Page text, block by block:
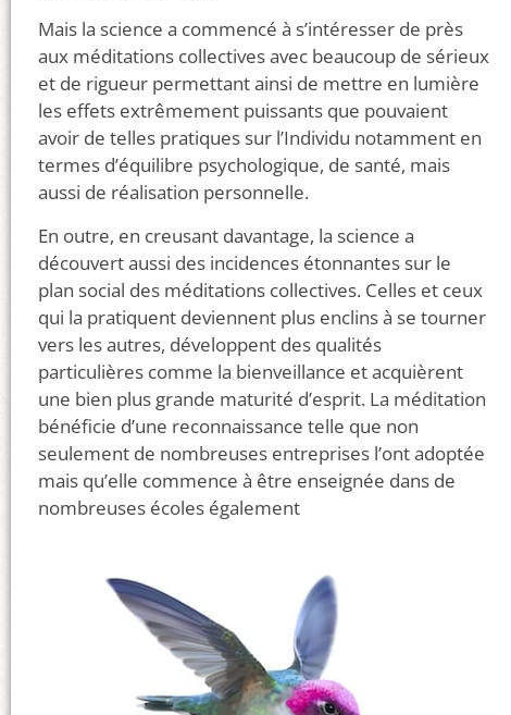
Mais la science a commencé à s’intéresser de près
aux méditations collectives avec beaucoup de sérieux
et de rigueur permettant ainsi de mettre en lumière
les effets extrêmement puissants que pouvaient
avoir de telles pratiques sur l’Individu notamment en
termes d’équilibre psychologique, de santé, mais
aussi de réalisation personnelle.
En outre, en creusant davantage, la science a
découvert aussi des incidences étonnantes sur le
plan social des méditations collectives. Celles et ceux
qui la pratiquent deviennent plus enclins à se tourner
vers les autres, développent des qualités
particulières comme la bienveillance et acquièrent
une bien plus grande maturité d’esprit. La méditation
bénéficie d’une reconnaissance telle que non
seulement de nombreuses entreprises l’ont adoptée
mais qu’elle commence à être enseignée dans de
nombreuses écoles également